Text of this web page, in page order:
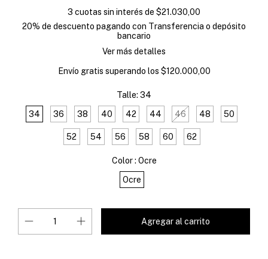
3 cuotas sin interés de $21.030,00
20% de descuento pagando con Transferencia o depósito
bancario
Ver más detalles
Envío gratis superando los $120.000,00
Talle: 34
34
36 38 40 42 44 46 48 50
52 54 56 58 60 62
Color : Ocre
Ocre